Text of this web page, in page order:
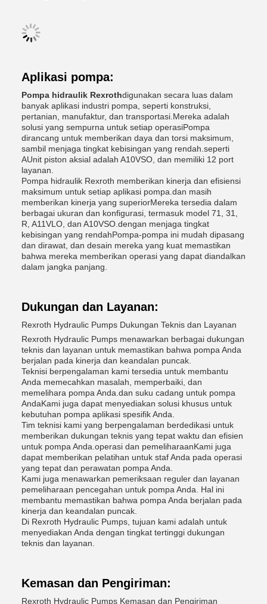
Aplikasi pompa:
Pompa hidraulik Rexrothdigunakan secara luas dalam
banyak aplikasi industri pompa, seperti konstruksi,
pertanian, manufaktur, dan transportasi.Mereka adalah
solusi yang sempurna untuk setiap operasiPompa
dirancang untuk memberikan daya dan torsi maksimum,
sambil menjaga tingkat kebisingan yang rendah.seperti
AUnit piston aksial adalah A10VSO, dan memiliki 12 port
layanan.
Pompa hidraulik Rexroth memberikan kinerja dan efisiensi
maksimum untuk setiap aplikasi pompa.dan masih
memberikan kinerja yang superiorMereka tersedia dalam
berbagai ukuran dan konfigurasi, termasuk model 71, 31,
R, A11VLO, dan A10VSO.dengan menjaga tingkat
kebisingan yang rendahPompa-pompa ini mudah dipasang
dan dirawat, dan desain mereka yang kuat memastikan
bahwa mereka memberikan operasi yang dapat diandalkan
dalam jangka panjang.
Dukungan dan Layanan:
Rexroth Hydraulic Pumps Dukungan Teknis dan Layanan
Rexroth Hydraulic Pumps menawarkan berbagai dukungan
teknis dan layanan untuk memastikan bahwa pompa Anda
berjalan pada kinerja dan keandalan puncak.
Teknisi berpengalaman kami tersedia untuk membantu
Anda memecahkan masalah, memperbaiki, dan
memelihara pompa Anda.dan suku cadang untuk pompa
AndaKami juga dapat menyediakan solusi khusus untuk
kebutuhan pompa aplikasi spesifik Anda.
Tim teknisi kami yang berpengalaman berdedikasi untuk
memberikan dukungan teknis yang tepat waktu dan efisien
untuk pompa Anda.operasi dan pemeliharaanKami juga
dapat memberikan pelatihan untuk staf Anda pada operasi
yang tepat dan perawatan pompa Anda.
Kami juga menawarkan pemeriksaan reguler dan layanan
pemeliharaan pencegahan untuk pompa Anda. Hal ini
membantu memastikan bahwa pompa Anda berjalan pada
kinerja dan keandalan puncak.
Di Rexroth Hydraulic Pumps, tujuan kami adalah untuk
menyediakan Anda dengan tingkat tertinggi dukungan
teknis dan layanan.
Kemasan dan Pengiriman:
Rexroth Hydraulic Pumps Kemasan dan Pengiriman